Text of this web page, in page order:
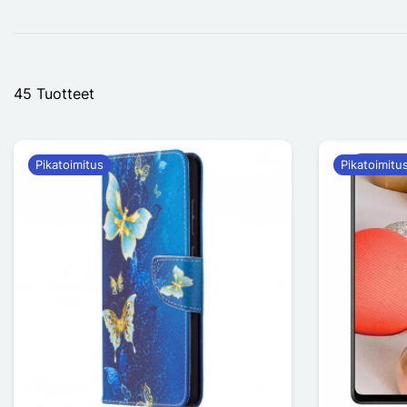
45 Tuotteet
Pikatoimitus